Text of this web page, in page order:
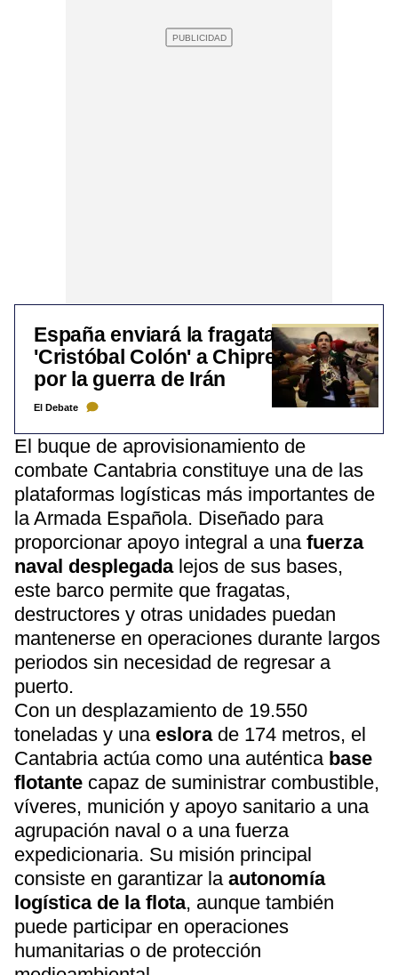
España enviará la fragata
'Cristóbal Colón' a Chipre
por la guerra de Irán
El Debate
El buque de aprovisionamiento de
combate Cantabria constituye una de las
plataformas logísticas más importantes de
la Armada Española. Diseñado para
proporcionar apoyo integral a unafuerza
naval desplegadalejos de sus bases,
este barco permite que fragatas,
destructores y otras unidades puedan
mantenerse en operaciones durante largos
periodos sin necesidad de regresar a
puerto.
Con un desplazamiento de 19.550
toneladas y una eslora de 174 metros, el
Cantabria actúa como una auténtica base
flotante capaz de suministrar combustible,
víveres, munición y apoyo sanitario a una
agrupación naval o a una fuerza
expedicionaria. Su misión principal
consiste en garantizar la autonomía
logística de la flota, aunque también
puede participar en operaciones
humanitarias o de protección